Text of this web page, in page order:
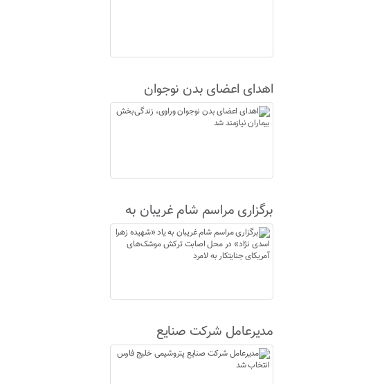
اهدای اعضای بدن نوجوان
وراوی، زندگی‌بخش بیماران
نیازمند شد
برگزاری مراسم شام غریبان به
یاد «شهیده زهرا اسدی نژاد» در
محل اصابت ترکش موشک‌های
مدیرعامل شرکت صنایع
پتروشیمی خلیج فارس انتخاب
شد